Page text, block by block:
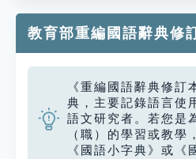
教育部重編國語辭典修
《重編國語辭典修訂
典，主要記錄語言使
語文研究者。若您是
（職）的學習或教學
《國語小字典》或《